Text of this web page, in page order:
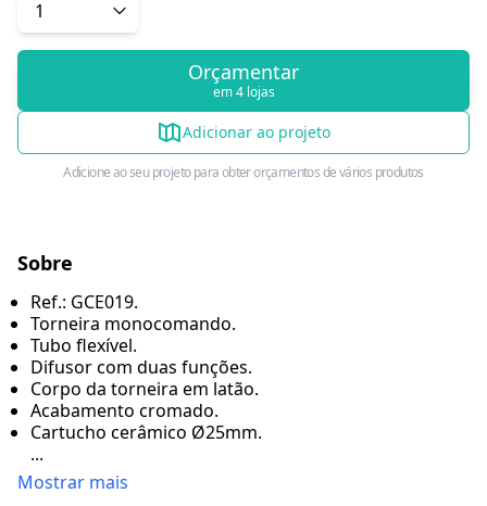
Orçamentar
em 4 lojas
Adicionar ao projeto
Adicione ao seu projeto para obter orçamentos de vários produtos
Sobre
Ref.: GCE019.
Torneira monocomando.
Tubo flexível.
Difusor com duas funções.
Corpo da torneira em latão.
Acabamento cromado.
Cartucho cerâmico Ø25mm.
...
Mostrar mais